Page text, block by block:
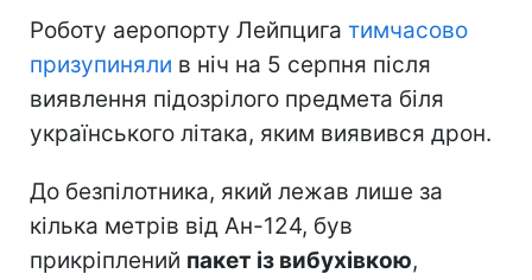
Роботу аеропорту Лейпцига тимчасово
призупиняли в ніч на 5 серпня після
виявлення підозрілого предмета біля
українського літака, яким виявився дрон.
До безпілотника, який лежав лише за
кілька метрів від Ан-124, був
прикріплений пакет із вибухівкою,